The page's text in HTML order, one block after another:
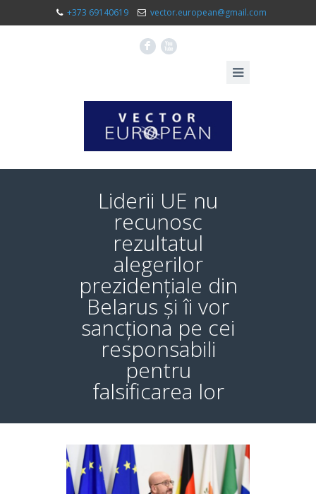
+373 69140619 vector.european@gmail.com
F X
Liderii UE nu
recunosc
rezultatul
alegerilor
prezidențiale din
Belarus și îi vor
sancționa pe cei
responsabili
pentru
falsificarea lor